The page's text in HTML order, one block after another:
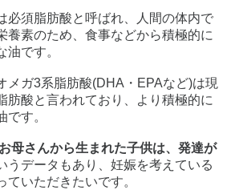
必須脂肪酸と呼ばれ、人間の体内で
養素のため、食事などから積極的に
です。
メガ3系脂肪酸(DHA・EPAなど)は現
肪酸と言われており、より積極的に
す。
母さんから生まれた子供は、発達が
うデータもあり、妊娠を考えている
いただきたいです。